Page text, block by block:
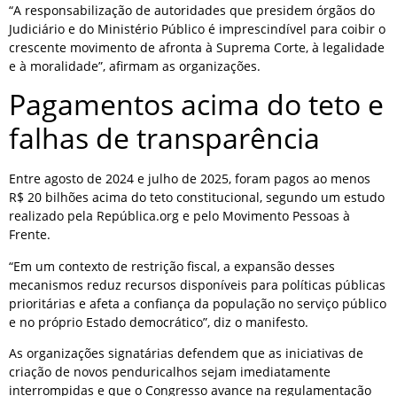
“A responsabilização de autoridades que presidem órgãos do
Judiciário e do Ministério Público é imprescindível para coibir o
crescente movimento de afronta à Suprema Corte, à legalidade
e à moralidade”, afirmam as organizações.
Pagamentos acima do teto e
falhas de transparência
Entre agosto de 2024 e julho de 2025, foram pagos ao menos
R$ 20 bilhões acima do teto constitucional, segundo um estudo
realizado pela República.org e pelo Movimento Pessoas à
Frente.
“Em um contexto de restrição fiscal, a expansão desses
mecanismos reduz recursos disponíveis para políticas públicas
prioritárias e afeta a confiança da população no serviço público
e no próprio Estado democrático”, diz o manifesto.
As organizações signatárias defendem que as iniciativas de
criação de novos penduricalhos sejam imediatamente
interrompidas e que o Congresso avance na regulamentação